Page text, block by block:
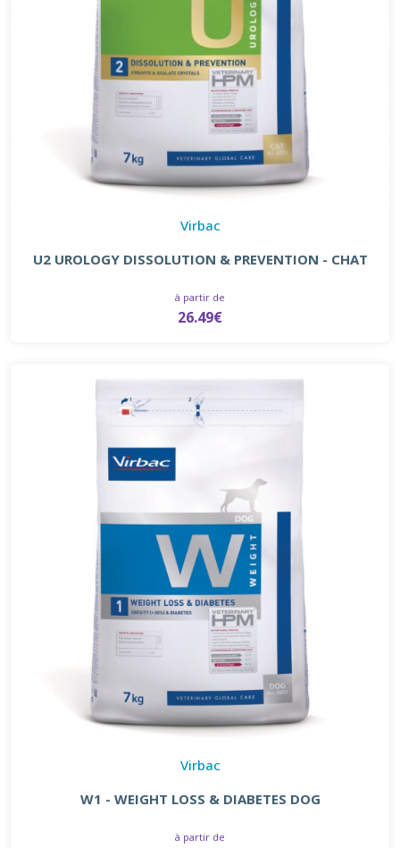
Virbac
U2 UROLOGY DISSOLUTION & PREVENTION - CHAT
à partir de
26.49€
Virbac
W1 - WEIGHT LOSS & DIABETES DOG
à partir de